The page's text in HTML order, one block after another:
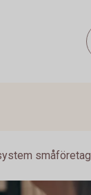
småföretag